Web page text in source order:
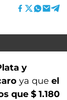
y
ya que el
que $ 1.180